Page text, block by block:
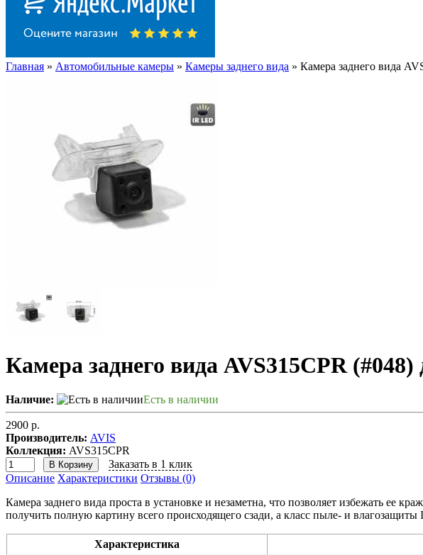
Главная » Автомобильные камеры » Камеры заднего вида » Камера заднего вида
Камера заднего вида AVS315CPR (#048)
Наличие: Есть в наличии
2900 р.
Производитель: AVIS
Коллекция: AVS315CPR
В Корзину
Заказать в 1 клик
Описание Характеристики Отзывы (0)
Камера заднего вида проста в установке и незаметна, что позволяет избежать ее
получить полную картину всего происходящего сзади, а класс пыле- и влагозащиты
Характеристика